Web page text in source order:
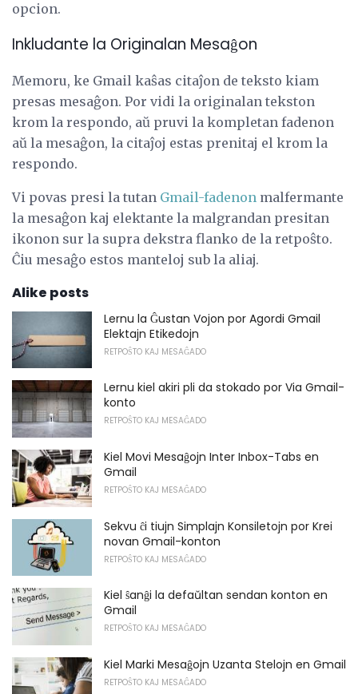
opcion.
Inkludante la Originalan Mesaĝon
Memoru, ke Gmail kaŝas citaĵon de teksto kiam
presas mesaĝon. Por vidi la originalan tekston
krom la respondo, aŭ pruvi la kompletan fadenon
aŭ la mesaĝon, la citaĵoj estas prenitaj el krom la
respondo.
Vi povas presi la tutan Gmail-fadenon malfermante
la mesaĝon kaj elektante la malgrandan presitan
ikonon sur la supra dekstra flanko de la retpoŝto.
Ĉiu mesaĝo estos manteloj sub la aliaj.
Alike posts
Lernu la Ĝustan Vojon por Agordi Gmail
Elektajn Etikedojn
RETPOŜTO KAJ MESAĜADO
Lernu kiel akiri pli da stokado por Via Gmail-
konto
RETPOŜTO KAJ MESAĜADO
Kiel Movi Mesaĝojn Inter Inbox-Tabs en
Gmail
RETPOŜTO KAJ MESAĜADO
Sekvu ĉi tiujn Simplajn Konsiletojn por Krei
novan Gmail-konton
RETPOŜTO KAJ MESAĜADO
Kiel ŝanĝi la defaŭltan sendan konton en
Gmail
RETPOŜTO KAJ MESAĜADO
Kiel Marki Mesaĝojn Uzanta Stelojn en Gmail
RETPOŜTO KAJ MESAĜADO